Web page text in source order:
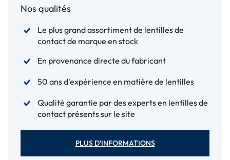
Nos qualités
Le plus grand assortiment de lentilles de
contact de marque en stock
En provenance directe du fabricant
50 ans d'expérience en matière de lentilles
Qualité garantie par des experts en lentilles de
contact présents sur le site
PLUS D'INFORMATIONS